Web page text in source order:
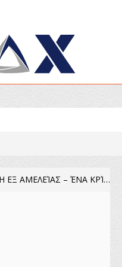
ή εξ αμελείας – ένα κρίσιμο
ΕΜΠΡΗΣΜΌΣ ΑΠΌ ΠΡΌΘΕΣΗ Ή ΕΞ ΑΜΕΛΕΊΑΣ – ΈΝΑ ΚΡΊΣΙΜΟ ΖΉΤΗΜΑ ΤΟΥ ΕΛΛΗΝΙΚΟΎ ΚΑΛΟΚΑΙΡΙΟΎ